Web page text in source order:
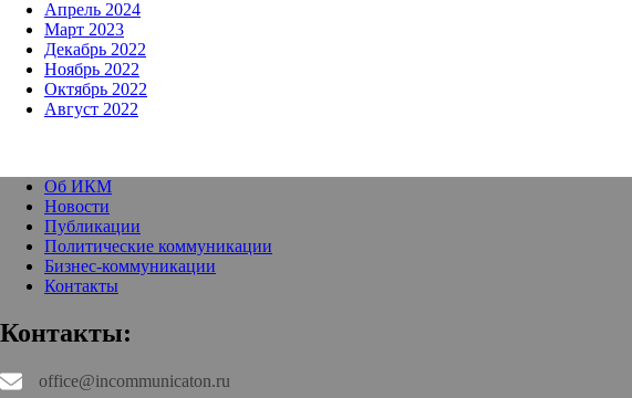
Апрель 2024
Март 2023
Декабрь 2022
Ноябрь 2022
Октябрь 2022
Август 2022
Об ИКМ
Новости
Публикации
Политические коммуникации
Бизнес-коммуникации
Контакты
Контакты:
office@incommunicaton.ru